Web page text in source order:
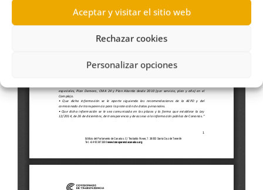
Aceptar y visitar el sitio web
Rechazar cookies
Personalizar opciones